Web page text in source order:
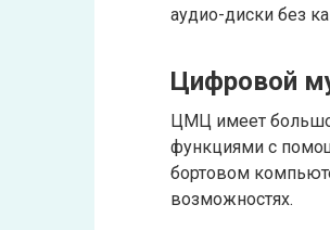
аудио-диски без
Цифровой
ЦМЦ имеет
функциями с
бортовом
возможностях.